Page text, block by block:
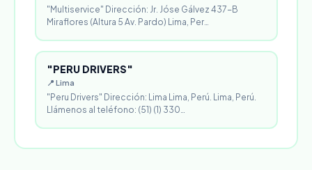
"Multiservice" Dirección: Jr. Jóse Gálvez 437-B
Miraflores (Altura 5 Av. Pardo) Lima, Per…
"PERU DRIVERS"
📍 Lima
"Peru Drivers" Dirección: Lima Lima, Perú. Lima, Perú.
Llámenos al teléfono: (51) (1) 330…